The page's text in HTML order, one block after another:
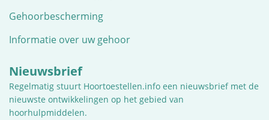
Gehoorbescherming
Informatie over uw gehoor
Nieuwsbrief
Regelmatig stuurt Hoortoestellen.info een nieuwsbrief met de
nieuwste ontwikkelingen op het gebied van
hoorhulpmiddelen.